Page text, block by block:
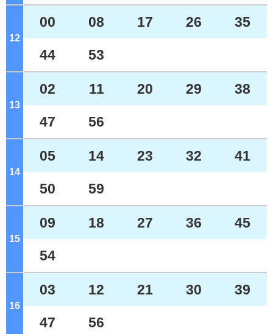
12 ジ
00 08 17 26 35
44 53
13 ジ
02 11 20 29 38
47 56
14 ジ
05 14 23 32 41
50 59
15 ジ
09 18 27 36 45
54
16 ジ
03 12 21 30 39
47 56